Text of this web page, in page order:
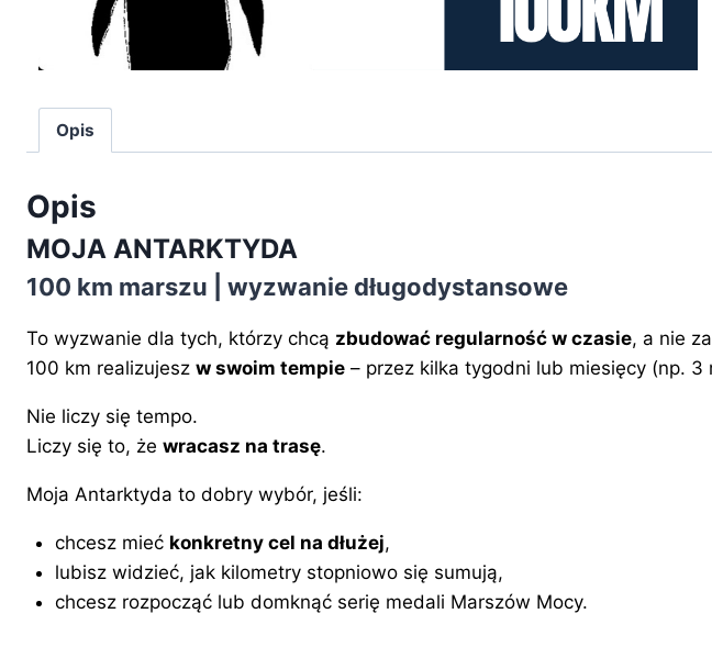
Opis
Opis
MOJA ANTARKTYDA
100 km marszu | wyzwanie długodystansowe
To wyzwanie dla tych, którzy chcą zbudować regularność w czasie, a nie
100 km realizujesz w swoim tempie – przez kilka tygodni lub miesięcy (np. 3
Nie liczy się tempo.
Liczy się to, że wracasz na trasę.
Moja Antarktyda to dobry wybór, jeśli:
chcesz mieć konkretny cel na dłużej,
lubisz widzieć, jak kilometry stopniowo się sumują,
chcesz rozpocząć lub domknąć serię medali Marszów Mocy.